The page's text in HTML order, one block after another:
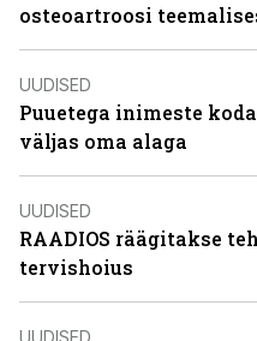
osteoartroosi
UUDISED
Puuetega inimeste
väljas oma alaga
UUDISED
RAADIOS räägitakse
tervishoius
UUDISED